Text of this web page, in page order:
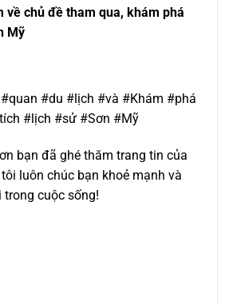
về chủ đề tham qua, khám phá
Mỹ
#du #lịch #và #Khám #phá
#lịch #sử #Sơn #Mỹ
bạn đã ghé thăm trang tin của
luôn chúc bạn khoẻ mạnh và
trong cuộc sống!